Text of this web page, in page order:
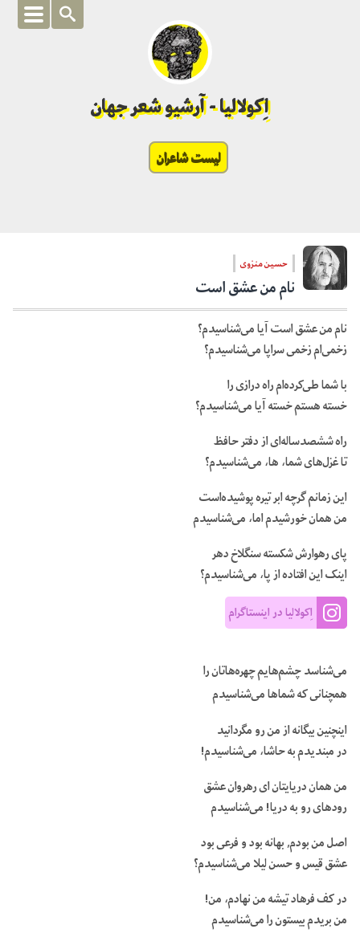
اِکولالیا - آرشیو شعر جهان
لیست شاعران
حسین منزوی
نام من عشق است
نام من عشق است آیا می‌‏شناسیدم؟
زخمی‌ام زخمی سراپا می‌‏شناسیدم؟
با شما طی‌‏کرده‌‏ام راه درازی را
خسته هستم خسته آیا می‌‏شناسیدم؟
راه ششصدساله‌‏ای از دفتر حافظ
تا غزل‌‏های شما، ها، می‌‏شناسیدم؟
این زمانم گرچه ابر تیره پوشیده‌است
من همان خورشیدم اما، می‌‏شناسیدم
پای رهوارش شکسته سنگلاخ دهر
اینک این افتاده از پا، می‌‏شناسیدم؟
اِکولالیا در اینستاگرام
می‌‏شناسد چشم‌‏هایم چهره‌‏هاتان را
همچنانی که شماها می‌‏شناسیدم
اینچنین بیگانه از من رو مگردانید
در مبندیدم به حاشا، می‌‏شناسیدم!
من همان دریایتان ای رهروان عشق
رودهای رو به دریا! می‌شناسیدم
اصل من بودم, بهانه بود و فرعی بود
عشق قیس و حسن لیلا می‌‏شناسیدم؟
در کف فرهاد تیشه من نهادم، من!
من بریدم بیستون را می‌شناسیدم